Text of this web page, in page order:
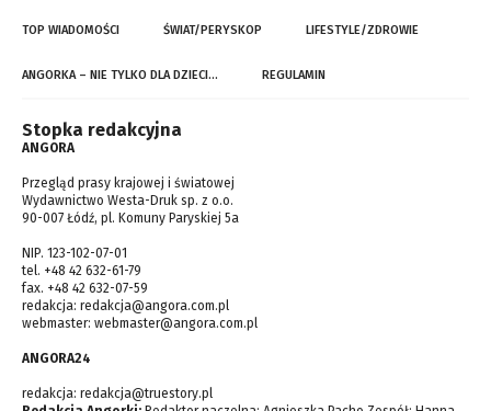
TOP WIADOMOŚCI ŚWIAT/PERYSKOP LIFESTYLE/ZDROWIE
ANGORKA – NIE TYLKO DLA DZIECI… REGULAMIN
Stopka redakcyjna
ANGORA
Przegląd prasy krajowej i światowej
Wydawnictwo Westa-Druk sp. z o.o.
90-007 Łódź, pl. Komuny Paryskiej 5a
NIP. 123-102-07-01
tel. +48 42 632-61-79
fax. +48 42 632-07-59
redakcja: redakcja@angora.com.pl
webmaster: webmaster@angora.com.pl
ANGORA24
redakcja: redakcja@truestory.pl